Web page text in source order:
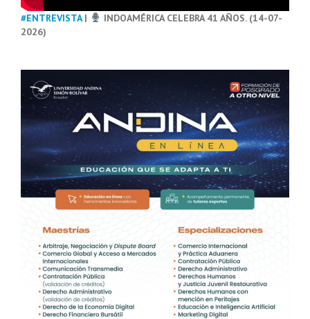
#ENTREVISTA|
INDOAMÉRICA CELEBRA 41 AÑOS. (14-07-
2026)